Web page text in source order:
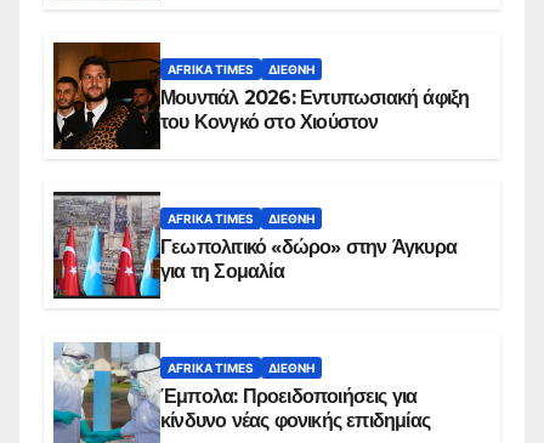
AFRIKA TIMES ΔΙΕΘΝΉ
Μουντιάλ 2026: Εντυπωσιακή άφιξη
του Κονγκό στο Χιούστον
AFRIKA TIMES ΔΙΕΘΝΉ
Γεωπολιτικό «δώρο» στην Άγκυρα
για τη Σομαλία
AFRIKA TIMES ΔΙΕΘΝΉ
Έμπολα: Προειδοποιήσεις για
κίνδυνο νέας φονικής επιδημίας